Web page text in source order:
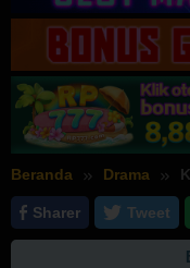
Beranda Drama
Sharer Tweet